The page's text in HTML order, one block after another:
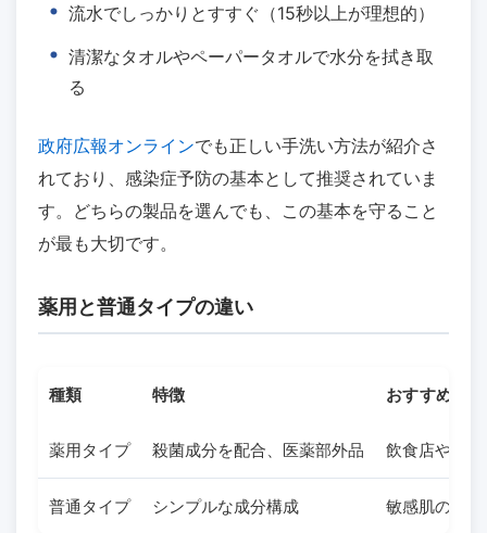
流水でしっかりとすすぐ（15秒以上が理想的）
清潔なタオルやペーパータオルで水分を拭き取
る
政府広報オンラインでも正しい手洗い方法が紹介さ
れており、感染症予防の基本として推奨されていま
す。どちらの製品を選んでも、この基本を守ること
が最も大切です。
薬用と普通タイプの違い
種類 特徴 おすすめの人
薬用タイプ 殺菌成分を配合、医薬部外品 飲食店や医
普通タイプ シンプルな成分構成 敏感肌の方